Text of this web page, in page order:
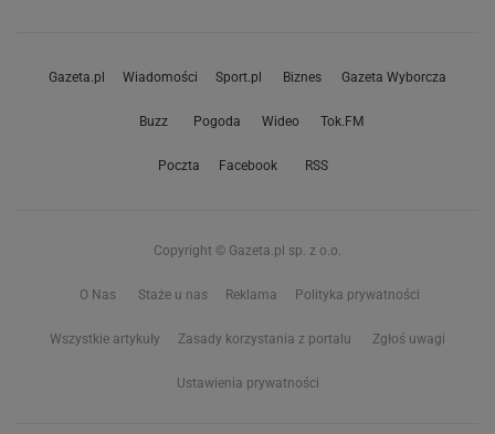
Gazeta.pl Wiadomości Sport.pl Biznes Gazeta Wyborcza
Buzz Pogoda Wideo Tok.FM
Poczta Facebook RSS
Copyright © Gazeta.pl sp. z o.o.
O Nas Staże u nas Reklama Polityka prywatności
Wszystkie artykuły Zasady korzystania z portalu Zgłoś uwagi
Ustawienia prywatności